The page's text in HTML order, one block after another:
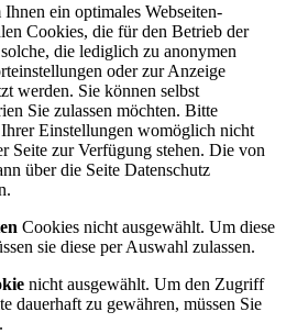
ein optimales Webseiten-
Cookies, die für den Betrieb der
die lediglich zu anonymen
oder zur Anzeige
werden. Sie können selbst
Sie zulassen möchten. Bitte
Ihrer Einstellungen womöglich nicht
Seite zur Verfügung stehen. Die von
über die Seite Datenschutz
Cookies nicht ausgewählt. Um diese
sie diese per Auswahl zulassen.
nicht ausgewählt. Um den Zugriff
dauerhaft zu gewähren, müssen Sie